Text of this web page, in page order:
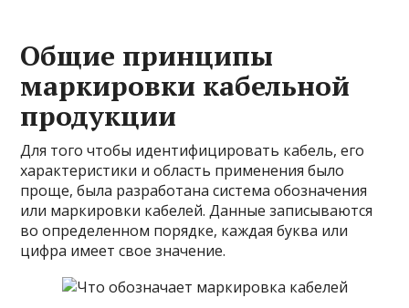
Общие принципы
маркировки кабельной
продукции
Для того чтобы идентифицировать кабель, его
характеристики и область применения было
проще, была разработана система обозначения
или маркировки кабелей. Данные записываются
во определенном порядке, каждая буква или
цифра имеет свое значение.